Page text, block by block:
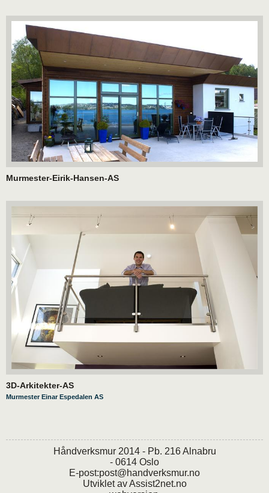
Murmester-Eirik-Hansen-AS
3D-Arkitekter-AS
Murmester Einar Espedalen AS
Håndverksmur 2014 - Pb. 216 Alnabru
- 0614 Oslo
E-post:post@handverksmur.no
Utviklet avAssist2net.no